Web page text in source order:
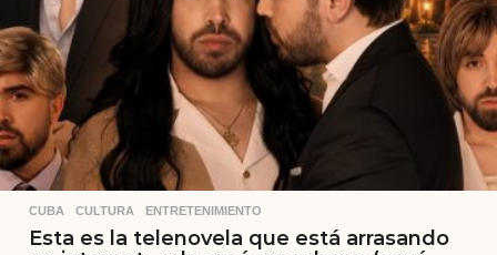
CUBA ,CULTURA ,ENTRETENIMIENTO
Esta es la telenovela que está arrasando